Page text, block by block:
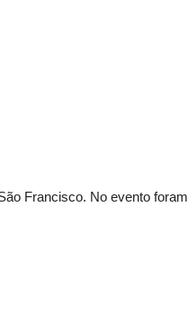
Francisco. No evento foram